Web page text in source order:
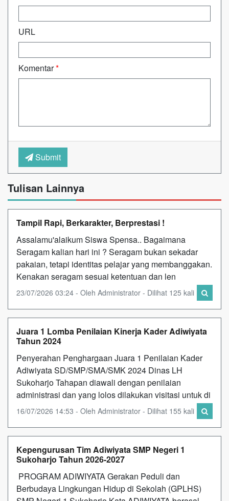
URL
Komentar*
Submit
Tulisan Lainnya
Tampil Rapi, Berkarakter, Berprestasi !
Assalamu'alaikum Siswa Spensa.. Bagaimana
Seragam kalian hari ini ? Seragam bukan sekadar
pakaian, tetapi identitas pelajar yang membanggakan.
Kenakan seragam sesuai ketentuan dan len
23/07/2026 03:24 - Oleh Administrator - Dilihat 125 kali
Juara 1 Lomba Penilaian Kinerja Kader Adiwiyata
Tahun 2024
Penyerahan Penghargaan Juara 1 Penilaian Kader
Adiwiyata SD/SMP/SMA/SMK 2024 Dinas LH
Sukoharjo Tahapan diawali dengan penilaian
administrasi dan yang lolos dilakukan visitasi untuk di
16/07/2026 14:53 - Oleh Administrator - Dilihat 155 kali
Kepengurusan Tim Adiwiyata SMP Negeri 1
Sukoharjo Tahun 2026-2027
PROGRAM ADIWIYATA Gerakan Peduli dan
Berbudaya Lingkungan Hidup di Sekolah (GPLHS)